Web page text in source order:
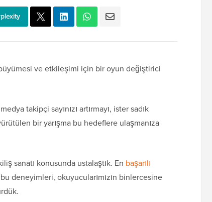
ve etkileşimi için bir oyun değiştirici
takipçi sayınızı artırmayı, ister sadık
bir yarışma bu hedeflere ulaşmanıza
sanatı konusunda ustalaştık. En başarılı
deneyimleri, okuyucularımızın binlercesine